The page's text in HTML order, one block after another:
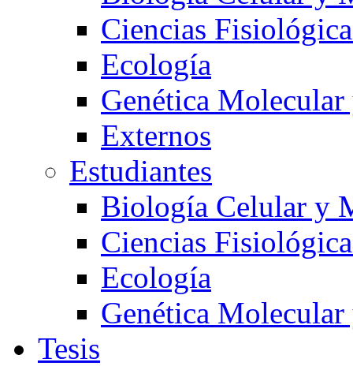
Ciencias
Ecología
Genética
Externos
Estudiantes
Biología Celular y
Ciencias
Ecología
Genética
Tesis